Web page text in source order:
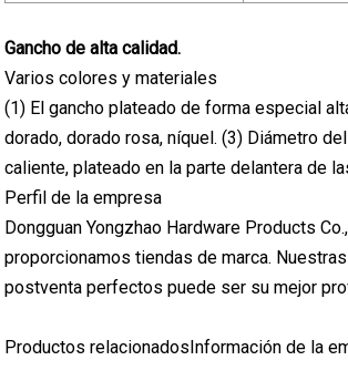
Gancho de alta calidad.
Varios colores y materiales
(1) El gancho plateado de forma especial
dorado, dorado rosa, níquel. (3) Diámetro
caliente, plateado en la parte delantera de
Perfil de la empresa
Dongguan Yongzhao Hardware Products
proporcionamos tiendas de marca.
postventa perfectos puede ser su mejor
Productos relacionadosInformación de la